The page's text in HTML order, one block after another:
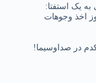
به یک استفتا:
اخذ وجوهات
در صداوسیما!